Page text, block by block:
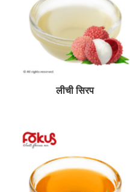
लीची सिरप